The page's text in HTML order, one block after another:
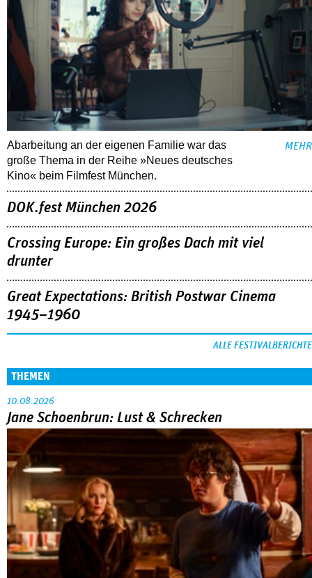
Abarbeitung an der eigenen Familie war das
große Thema in der Reihe »Neues deutsches
Kino« beim Filmfest München.
MEHR
DOK.fest München 2026
Crossing Europe: Ein großes Dach mit viel
drunter
Great Expectations: British Postwar Cinema
1945–1960
ALLE FESTIVALBERICHTE
THEMEN
10.08.2026
Jane Schoenbrun: Lust & Schrecken